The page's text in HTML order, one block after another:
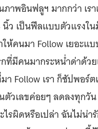
ภาพอินฟลูฯ มากกว่า เร
ว เป็นฟีลแบบตัวแรงใน
ห้คนมา Follow เยอะแ
ที่มีคนมากระหน่ำด่าด้ว
Follow เรา ก็ซัปพอร์
ตัวเลขค่อยๆ ลดลงทุกวั
ไรผิดหรือเปล่า ฉันไม่น่า